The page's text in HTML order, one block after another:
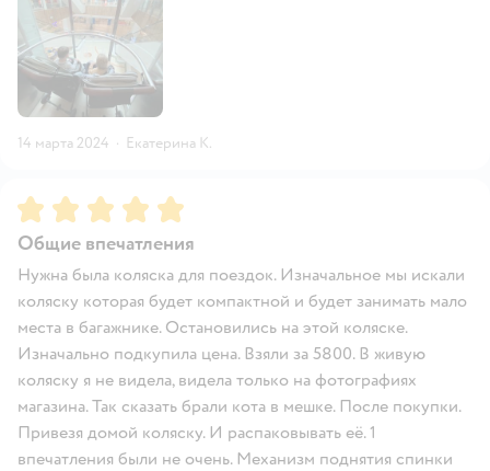
14 марта 2024 · Екатерина К.
Рейтинг:5
Общие впечатления
Нужна была коляска для поездок. Изначальное мы искали
коляску которая будет компактной и будет занимать мало
места в багажнике. Остановились на этой коляске.
Изначально подкупила цена. Взяли за 5800. В живую
коляску я не видела, видела только на фотографиях
магазина. Так сказать брали кота в мешке. После покупки.
Привезя домой коляску. И распаковывать её. 1
впечатления были не очень. Механизм поднятия спинки